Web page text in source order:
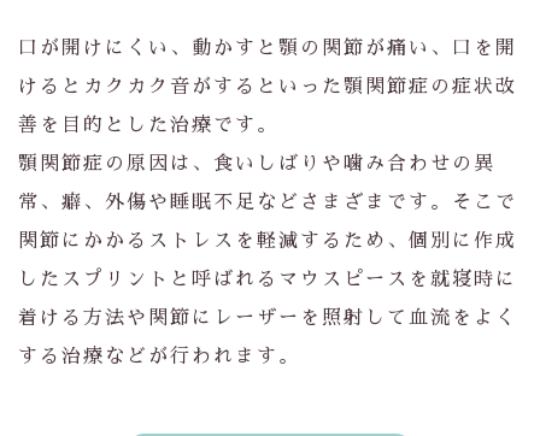
口が開けにくい、動かすと顎の関節が痛い、口を開
けるとカクカク音がするといった顎関節症の症状改
善を目的とした治療です。
顎関節症の原因は、食いしばりや噛み合わせの異
常、癖、外傷や睡眠不足などさまざまです。そこで
関節にかかるストレスを軽減するため、個別に作成
したスプリントと呼ばれるマウスピースを就寝時に
着ける方法や関節にレーザーを照射して血流をよく
する治療などが行われます。